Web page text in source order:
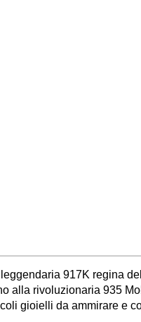
917K regina
alla rivoluzionaria 935
gioielli da ammirare e